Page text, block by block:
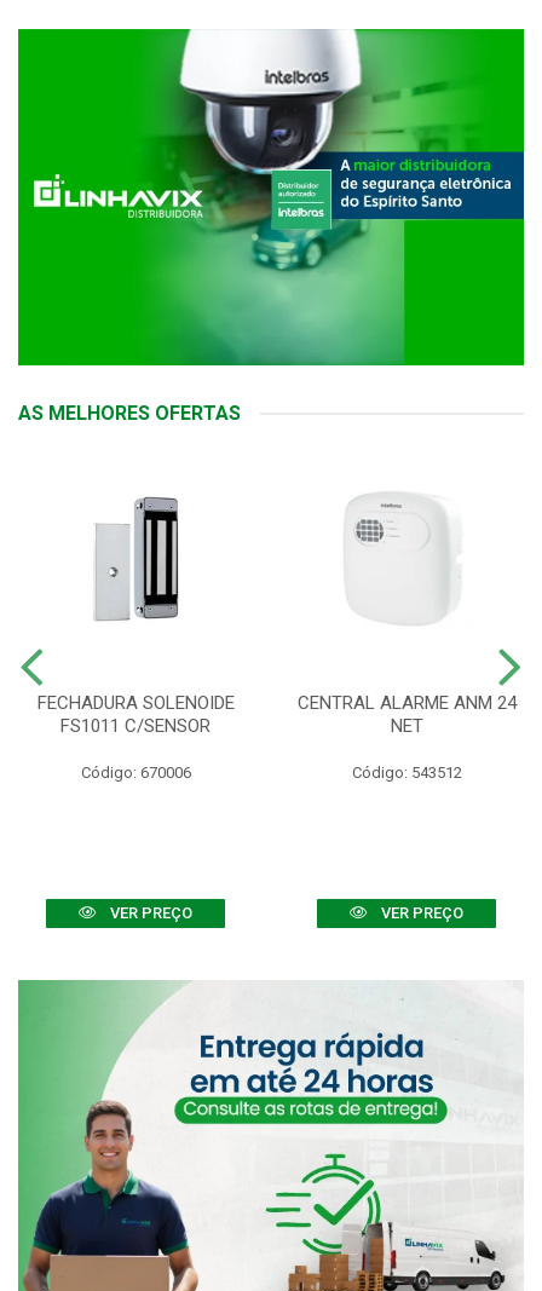
AS MELHORES OFERTAS
FECHADURA SOLENOIDE
FS1011 C/SENSOR
Código: 670006
VER PREÇO
CENTRAL ALARME ANM 24
NET
Código: 543512
VER PREÇO